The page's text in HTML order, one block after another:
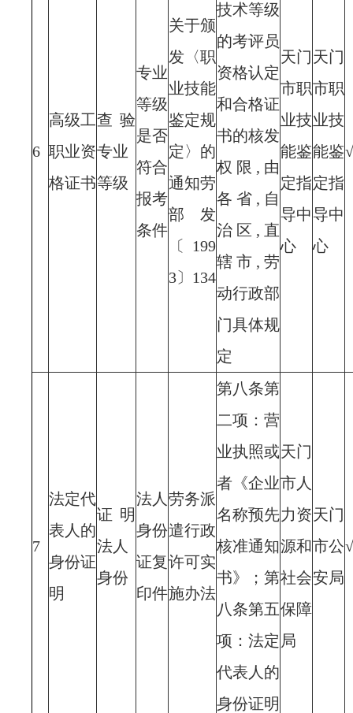
6
高级工
职业资
格证书
查验
专业
等级
专业
等级
是否
符合
报考
条件
关于颁
发〈职
业技能
鉴定规
定〉的
通知劳
部发
〔199
3〕134
技术等级
的考评员
资格认定
和合格证
书的核发
权限,由
各省,自
治区,直
辖市,劳
动行政部
门具体规
定
天门
市职
业技
能鉴
定指
导中
心
天门
市职
业技
能鉴
定指
导中
心
√
7
法定代
表人的
身份证
明
证明
法人
身份
法人
身份
证复
印件
劳务派
遣行政
许可实
施办法
第八条第
二项：营
业执照或
者《企业
名称预先
核准通知
书》；第
八条第五
项：法定
代表人的
身份证明
天门
市人
力资
源和
社会
保障
局
天门
市公
安局
√